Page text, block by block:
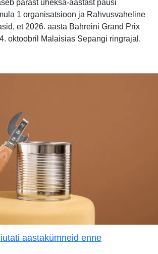
pärast üheksa-aastast pausi
1 organisatsioon ja Rahvusvaheline
et 2026. aasta Bahreini Grand Prix
oktoobril Malaisias Sepangi ringrajal.
aastakümneid enne